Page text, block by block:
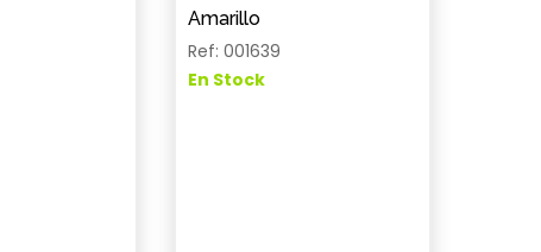
Amarillo
Ref: 001639
En Stock